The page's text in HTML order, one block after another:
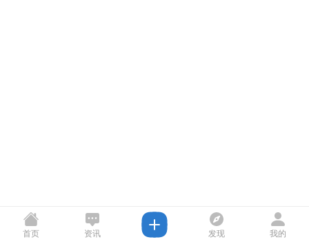
首页 资讯 发现 我的